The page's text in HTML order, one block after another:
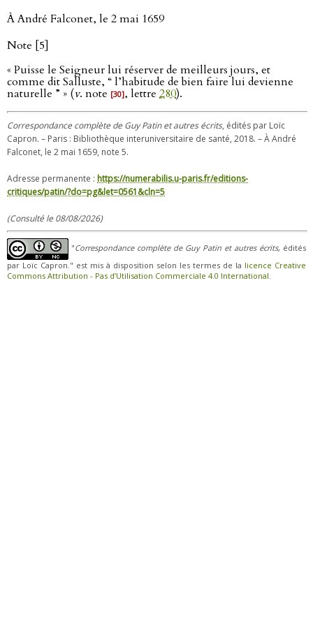
À André Falconet, le 2 mai 1659
Note [5]
« Puisse le Seigneur lui réserver de meilleurs jours, et
comme dit Salluste, “ l’habitude de bien faire lui devienne
naturelle ” » (v. note [30], lettre 280).
Correspondance complète de Guy Patin et autres écrits, édités par Loïc
Capron. – Paris : Bibliothèque interuniversitaire de santé, 2018. – À André
Falconet, le 2 mai 1659, note 5.
Adresse permanente : https://numerabilis.u-paris.fr/editions-
critiques/patin/?do=pg&let=0561&cln=5
(Consulté le 08/08/2026)
"Correspondance complète de Guy Patin et autres écrits, édités
par Loïc Capron." est mis à disposition selon les termes de la licence Creative
Commons Attribution - Pas d’Utilisation Commerciale 4.0 International.